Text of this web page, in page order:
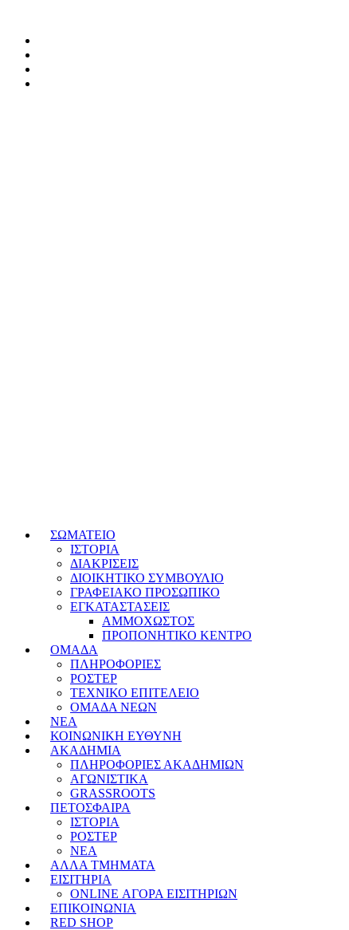
ΣΩΜΑΤΕΙΟ
ΙΣΤΟΡΙΑ
ΔΙΑΚΡΙΣΕΙΣ
ΔΙΟΙΚΗΤΙΚΟ ΣΥΜΒΟΥΛΙΟ
ΓΡΑΦΕΙΑΚΟ ΠΡΟΣΩΠΙΚΟ
ΕΓΚΑΤΑΣΤΑΣΕΙΣ
ΑΜΜΟΧΩΣΤΟΣ
ΠΡΟΠΟΝΗΤΙΚΟ ΚΕΝΤΡΟ
ΟΜΑΔΑ
ΠΛΗΡΟΦΟΡΙΕΣ
ΡΟΣΤΕΡ
ΤΕΧΝΙΚΟ ΕΠΙΤΕΛΕΙΟ
ΟΜΑΔΑ ΝΕΩΝ
ΝΕΑ
ΚΟΙΝΩΝΙΚΗ ΕΥΘΥΝΗ
ΑΚΑΔΗΜΙΑ
ΠΛΗΡΟΦΟΡΙΕΣ ΑΚΑΔΗΜΙΩΝ
ΑΓΩΝΙΣΤΙΚΑ
GRASSROOTS
ΠΕΤΟΣΦΑΙΡΑ
ΙΣΤΟΡΙΑ
ΡΟΣΤΕΡ
ΝΕΑ
ΑΛΛΑ ΤΜΗΜΑΤΑ
ΕΙΣΙΤΗΡΙΑ
ONLINE ΑΓΟΡΑ ΕΙΣΙΤΗΡΙΩΝ
ΕΠΙΚΟΙΝΩΝΙΑ
RED SHOP